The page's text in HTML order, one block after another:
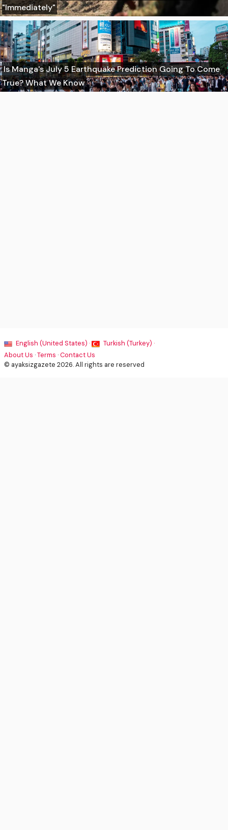
"Immediately"
Is Manga's July 5 Earthquake Prediction Going To Come
True? What We Know
English (United States) ·
Turkish (Turkey) ·
About Us ·Terms ·Contact Us
© ayaksizgazete 2026. All rights are reserved